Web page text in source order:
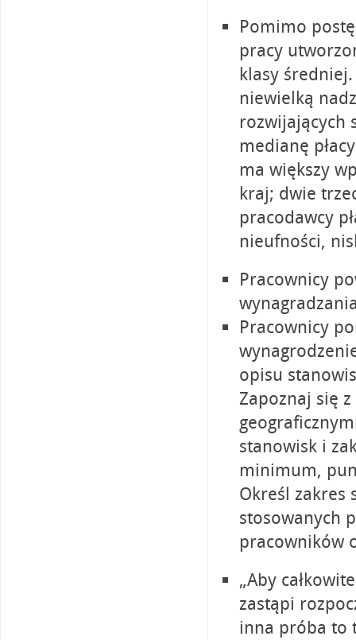
Pomimo
pracy
klasy
niewielką
rozwijających
medianę
ma większy
kraj; dwie
pracodawcy
nieufności,
Pracownicy
Pracownicy
opisu
Zapoznaj się
stanowisk i
minimum,
Określ zakres
stosowanych
pracowników
„Aby
zastąpi
inna próba to